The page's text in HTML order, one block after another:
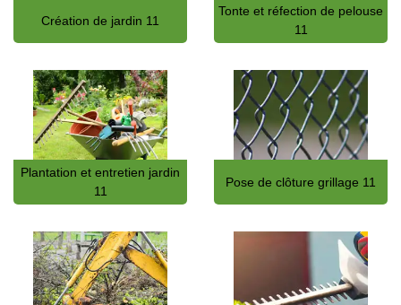
Création de jardin 11
Tonte et réfection de pelouse
11
Plantation et entretien jardin
11
Pose de clôture grillage 11